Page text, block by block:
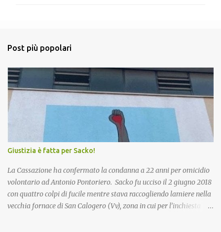
i
Post più popolari
Giustizia è fatta per Sacko!
La Cassazione ha confermato la condanna a 22 anni per omicidio
volontario ad Antonio Pontoriero. Sacko fu ucciso il 2 giugno 2018
con quattro colpi di fucile mentre stava raccogliendo lamiere nella
vecchia fornace di San Calogero (Vv), zona in cui per l’inchiesta